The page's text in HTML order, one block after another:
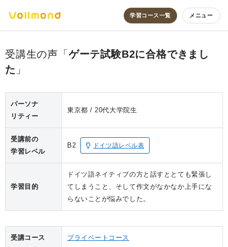
学習コース一覧 メニュー
ゲーテ試験B2に合格できまし
た
パーソナ
リティー
東京都 20代大学院生
受講前の
学習レベル
B2 ドイツ語レベル表
学習目的
ドイツ語ネイティブの方と話すととても緊張し
てしまうこと、そして作文がなかなか上手にな
らないことが悩みでした。
受講コース プライベートコース